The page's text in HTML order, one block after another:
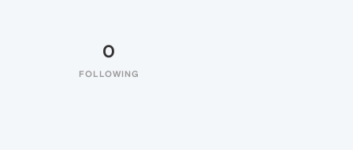
0
FOLLOWING